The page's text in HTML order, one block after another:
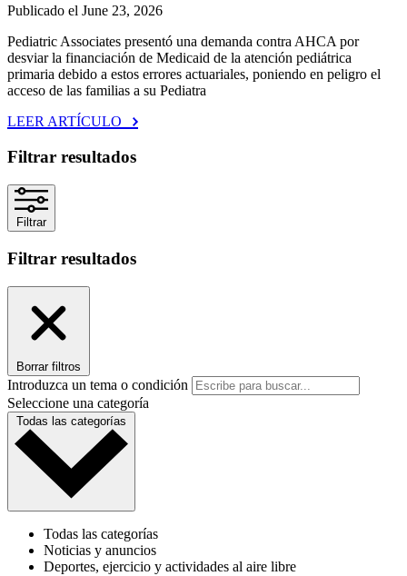
Publicado el June 23, 2026
Pediatric Associates presentó una demanda contra AHCA por
desviar la financiación de Medicaid de la atención pediátrica
primaria debido a estos errores actuariales, poniendo en peligro el
acceso de las familias a su Pediatra
LEER ARTÍCULO
Filtrar resultados
Filtrar
Filtrar resultados
Borrar filtros
Introduzca un tema o condición
Seleccione una categoría
Todas las categorías
Todas las categorías
Noticias y anuncios
Deportes, ejercicio y actividades al aire libre